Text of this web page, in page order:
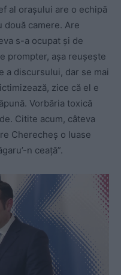
al orașului are o echipă
două camere. Are
s-a ocupat și de
prompter, așa reușește
a discursului, dar se mai
zice că el e
Vorbăria toxică
Citite acum, câteva
Cherecheș o luase
n ceață”.